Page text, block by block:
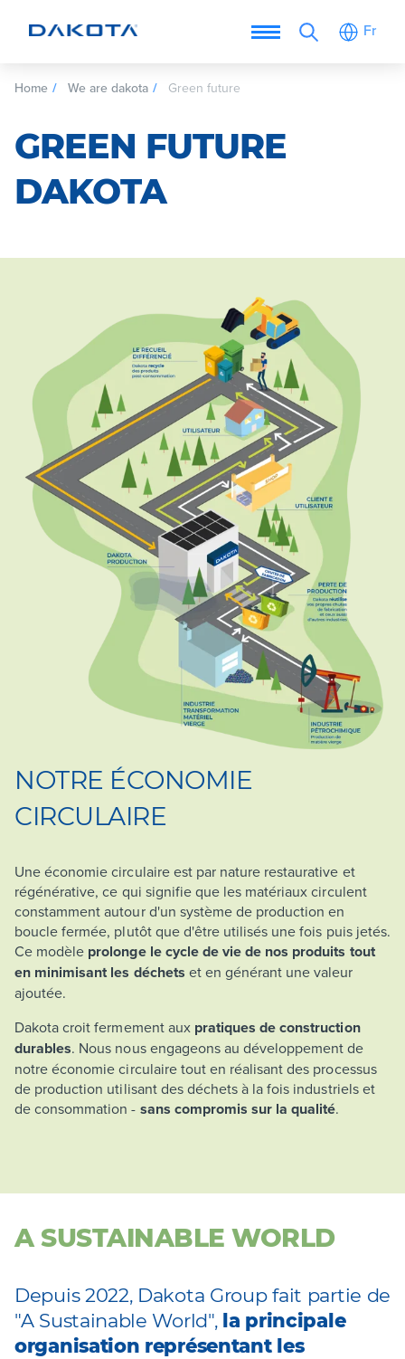
Fr
Home We are dakota Green future
GREEN FUTURE
DAKOTA
NOTRE ÉCONOMIE
CIRCULAIRE
Une économie circulaire est par nature restaurative et
régénérative, ce qui signifie que les matériaux circulent
constamment autour d'un système de production en
boucle fermée, plutôt que d'être utilisés une fois puis jetés.
Ce modèle prolonge le cycle de vie de nos produits tout
en minimisant les déchets et en générant une valeur
ajoutée.
Dakota croit fermement aux pratiques de construction
durables. Nous nous engageons au développement de
notre économie circulaire tout en réalisant des processus
de production utilisant des déchets à la fois industriels et
de consommation - sans compromis sur la qualité.
A SUSTAINABLE WORLD
Depuis 2022, Dakota Group fait partie de
"A Sustainable World", la principale
organisation représentant les